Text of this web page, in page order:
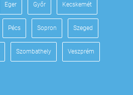
Eger Győr Kecskemét
Pécs Sopron Szeged
Szombathely Veszprém